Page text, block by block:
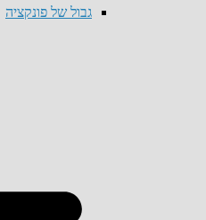
גבול של פונקציה